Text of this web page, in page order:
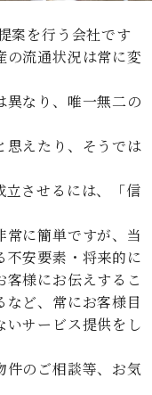
案を行う会社です
の流通状況は常に変
異なり、唯一無二の
思えたり、そうでは
立させるには、「信
に簡単ですが、当
不安要素・将来的に
様にお伝えするこ
ど、常にお客様目
いサービス提供をし
件のご相談等、お気